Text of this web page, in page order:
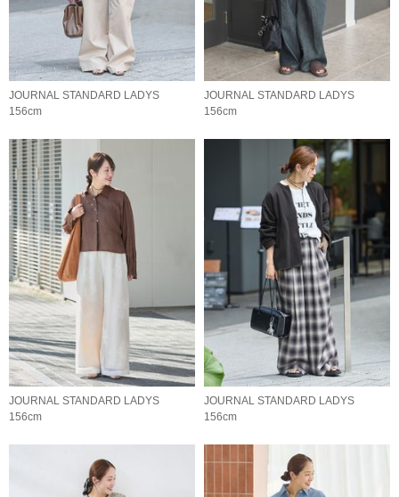
JOURNAL STANDARD LADYS
156cm
JOURNAL STANDARD LADYS
156cm
JOURNAL STANDARD LADYS
156cm
JOURNAL STANDARD LADYS
156cm